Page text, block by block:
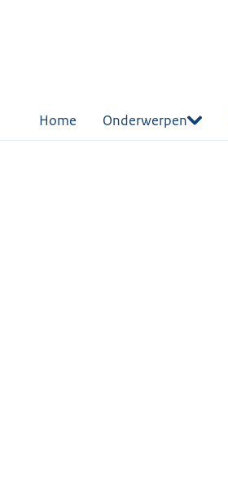
Home Onderwerpen